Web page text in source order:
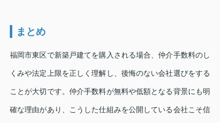
まとめ
福岡市東区で新築戸建てを購入される場合、仲介手数料のし
くみや法定上限を正しく理解し、後悔のない会社選びをする
ことが大切です。仲介手数料が無料や低額となる背景にも明
確な理由があり、こうした仕組みを公開している会社こそ信